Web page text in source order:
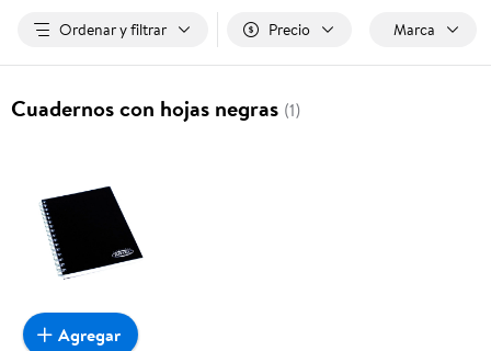
Ordenar y filtrar Precio Marca
Cuadernos con hojas negras (1)
Agregar